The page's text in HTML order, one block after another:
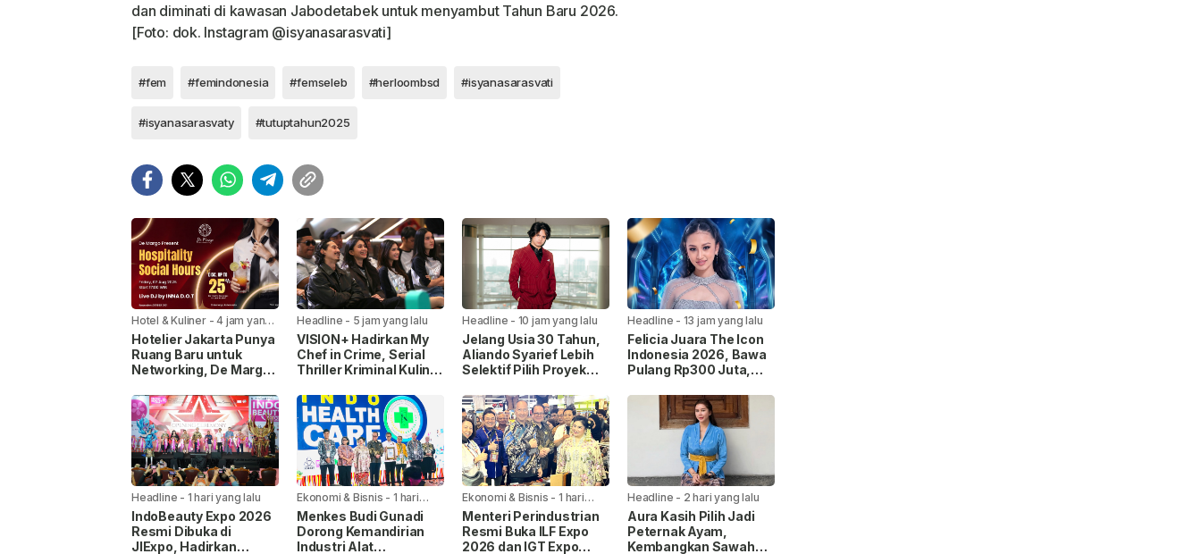
dan diminati di kawasan Jabodetabek untuk menyambut Tahun Baru 2026.
[Foto: dok. Instagram @isyanasarasvati]
#fem #femindonesia #femseleb #herloombsd #isyanasarasvati
#isyanasarasvaty #tutuptahun2025
Hotel & Kuliner -4 jam yang
lalu
Hotelier Jakarta Punya
Ruang Baru untuk
Networking, De Margo
Hours
Headline - 5 jam yang lalu
VISION+ Hadirkan My
Chef in Crime, Serial
Thriller Kriminal Kuliner
Headline - 10 jam yang lalu
Jelang Usia 30 Tahun,
Aliando Syarief Lebih
Selektif Pilih Proyek
Waktu
Headline - 13 jam yang lalu
Felicia Juara The Icon
Indonesia 2026, Bawa
Pulang Rp300 Juta,
Kontrak Rekaman
Headline - 1 hari yang lalu
IndoBeauty Expo 2026
Resmi Dibuka di
JIExpo, Hadirkan
Ekonomi & Bisnis - 1 hari
yang lalu
Menkes Budi Gunadi
Dorong Kemandirian
Industri Alat
Ekonomi & Bisnis - 1 hari
yang lalu
Menteri Perindustrian
Resmi Buka ILF Expo
2026 dan IGT Expo
Headline - 2 hari yang lalu
Aura Kasih Pilih Jadi
Peternak Ayam,
Kembangkan Sawah